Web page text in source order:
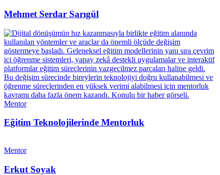
Mehmet Serdar Sarıgül
Mentor
Eğitim Teknolojilerinde Mentorluk
Mentor
Erkut Soyak